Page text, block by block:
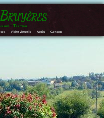
– Traiteur
Visite virtuelle Accès Contact